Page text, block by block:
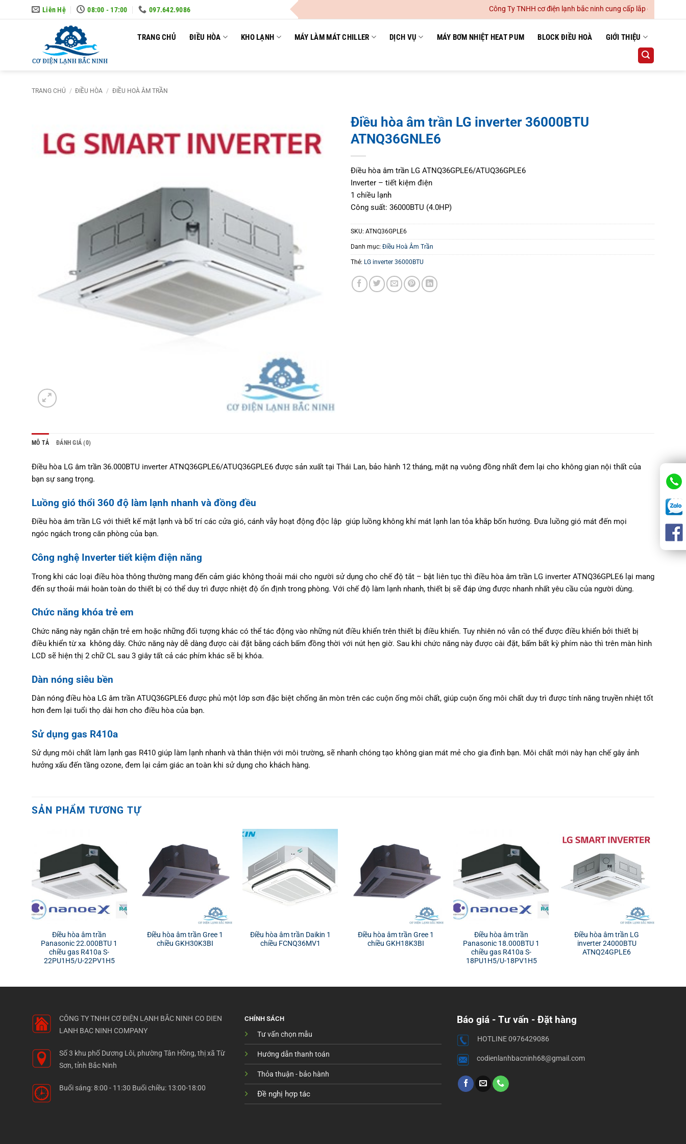
to
Liên Hệ 08:00 - 17:00 097.642.9086 Công Ty TNHH cơ điện lạnh bắc ninh cung cấp lắp đặt hệ thống
TRANG CHỦ ĐIỀU HÒA KHO LẠNH MÁY LÀM MÁT CHILLER DỊCH VỤ MÁY BƠM NHIỆT HEAT PUM BLOCK ĐIỀU HOÀ GIỚI THIỆU
TRANG CHỦ / ĐIỀU HÒA / ĐIỀU HOÀ ÂM TRẦN
Điều hòa âm trần LG inverter 36000BTU
ATNQ36GNLE6
Điều hòa âm trần LG ATNQ36GPLE6/ATUQ36GPLE6
Inverter – tiết kiệm điện
1 chiều lạnh
Công suất: 36000BTU (4.0HP)
SKU: ATNQ36GPLE6
Danh mục: Điều Hoà Âm Trần
Thẻ: LG inverter 36000BTU
MÔ TẢ ĐÁNH GIÁ (0)
Điều hòa LG âm trần 36.000BTU inverter ATNQ36GPLE6/ATUQ36GPLE6 được sản xuất tại Thái Lan, bảo hành 12 tháng, mặt nạ vuông đồng nhất đem lại cho không gian nội thất của
bạn sự sang trọng.
Luồng gió thổi 360 độ làm lạnh nhanh và đồng đều
Điều hòa âm trần LG với thiết kế mặt lạnh và bố trí các cửa gió, cánh vẫy hoạt động độc lập giúp luồng không khí mát lạnh lan tỏa khắp bốn hướng. Đưa luồng gió mát đến mọi
ngóc ngách trong căn phòng của bạn.
Công nghệ Inverter tiết kiệm điện năng
Trong khi các loại điều hòa thông thường mang đến cảm giác không thoải mái cho người sử dụng cho chế độ tắt – bật liên tục thì điều hòa âm trần LG inverter ATNQ36GPLE6 lại mang
đến sự thoải mái hoàn toàn do thiết bị có thể duy trì được nhiệt độ ổn định trong phòng. Với chế độ làm lạnh nhanh, thiết bị sẽ đáp ứng được nhanh nhất yêu cầu của người dùng.
Chức năng khóa trẻ em
Chức năng này ngăn chặn trẻ em hoặc những đối tượng khác có thể tác động vào những nút điều khiển trên thiết bị điều khiển. Tuy nhiên nó vẫn có thể được điều khiển bởi thiết bị
điều khiển từ xa không dây. Chức năng này dễ dàng được cài đặt bằng cách bấm đồng thời với nút hẹn giờ. Sau khi chức năng này được cài đặt, bấm bất kỳ phím nào thì trên màn hình
LCD sẽ hiện thị 2 chữ CL sau 3 giây tất cả các phím khác sẽ bị khóa.
Dàn nóng siêu bền
Dàn nóng điều hòa LG âm trần ATUQ36GPLE6 được phủ một lớp sơn đặc biệt chống ăn mòn trên các cuộn ống môi chất, giúp cuộn ống môi chất duy trì được tính năng truyền nhiệt tốt
hơn đem lại tuổi thọ dài hơn cho điều hòa của bạn.
Sử dụng gas R410a
Sử dụng môi chất làm lạnh gas R410 giúp làm lạnh nhanh và thân thiện với môi trường, sẽ nhanh chóng tạo không gian mát mẻ cho gia đình bạn. Môi chất mới này hạn chế gây ảnh
hưởng xấu đến tầng ozone, đem lại cảm giác an toàn khi sử dụng cho khách hàng.
SẢN PHẨM TƯƠNG TỰ
Điều hòa âm trần
Panasonic 22.000BTU 1
chiều gas R410a S-
22PU1H5/U-22PV1H5
Điều hòa âm trần Gree 1
chiều GKH30K3BI
Điều hòa âm trần Daikin 1
chiều FCNQ36MV1
Điều hòa âm trần Gree 1
chiều GKH18K3BI
Điều hòa âm trần
Panasonic 18.000BTU 1
chiều gas R410a S-
18PU1H5/U-18PV1H5
Điều hòa âm trần LG
inverter 24000BTU
ATNQ24GPLE6
CÔNG TY TNHH CƠ ĐIỆN LẠNH BẮC NINH CO DIEN
LANH BAC NINH COMPANY
Số 3 khu phố Dương Lôi, phường Tân Hồng, thị xã Từ
Sơn, tỉnh Bắc Ninh
Buổi sáng: 8:00 - 11:30 Buổi chiều: 13:00-18:00
CHÍNH SÁCH
Tư vấn chọn mẫu
Hướng dẫn thanh toán
Thỏa thuận - bảo hành
Đề nghị hợp tác
Báo giá - Tư vấn - Đặt hàng
HOTLINE 0976429086
codienlanhbacninh68@gmail.com